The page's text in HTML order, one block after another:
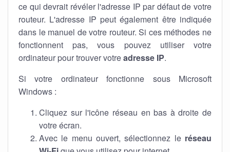
ce qui devrait révéler l'adresse IP par défaut de votre
routeur. L'adresse IP peut également être indiquée
dans le manuel de votre routeur. Si ces méthodes ne
fonctionnent pas, vous pouvez utiliser votre
ordinateur pour trouver votreadresse IP.
Si votre ordinateur fonctionne sous Microsoft
Windows :
Cliquez sur l'icône réseau en bas à droite de
votre écran.
Avec le menu ouvert, sélectionnez le réseau